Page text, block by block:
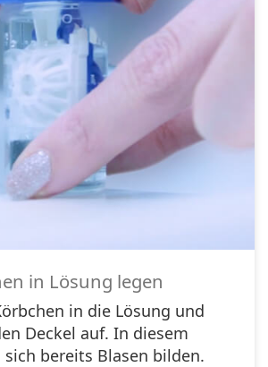
in Lösung legen
in die Lösung und
Deckel auf. In diesem
bereits Blasen bilden.